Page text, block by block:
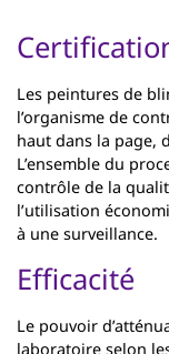
Les peintures de
l’organisme de
haut dans la page,
L’ensemble du
contrôle de la
l’utilisation
à une surveillance.
Efficacité
Le pouvoir
laboratoire selon